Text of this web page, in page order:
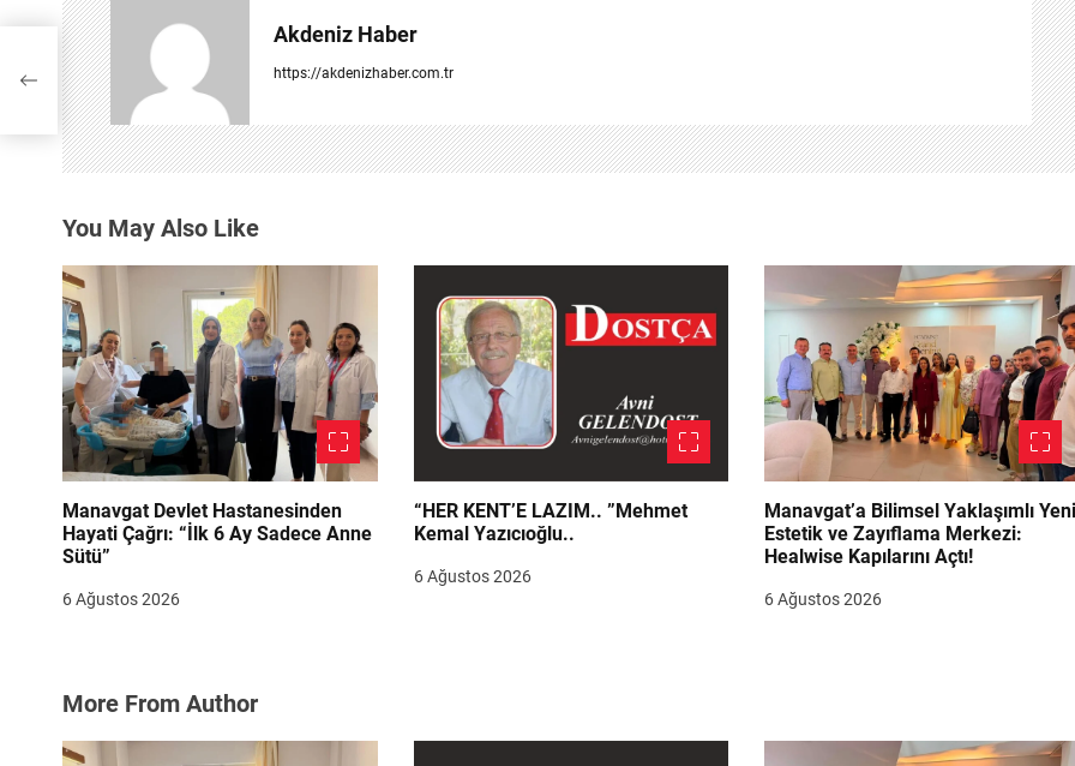
e
z
i
n
e
s
i
Akdeniz Haber
https://akdenizhaber.com.tr
You May Also Like
Manavgat Devlet Hastanesinden
Hayati Çağrı: “İlk 6 Ay Sadece Anne
Sütü”
6 Ağustos 2026
“HER KENT’E LAZIM.. ”Mehmet
Kemal Yazıcıoğlu..
6 Ağustos 2026
Manavgat’a Bilimsel Yaklaşımlı
Estetik ve Zayıflama Merkezi:
Healwise Kapılarını Açtı!
6 Ağustos 2026
More From Author